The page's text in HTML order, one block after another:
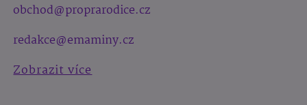
obchod@proprarodice.cz
redakce@emaminy.cz
Zobrazit více